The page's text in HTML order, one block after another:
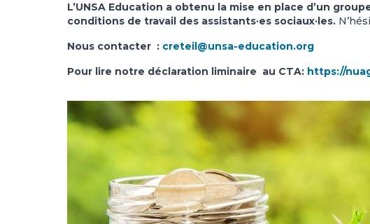
L’UNSA Education a obtenu la mise en place d’un
conditions de travail des assistants·es sociaux·les.
Nous contacter : creteil@unsa-education.org
Pour lire notre déclaration liminaire au CTA: https://